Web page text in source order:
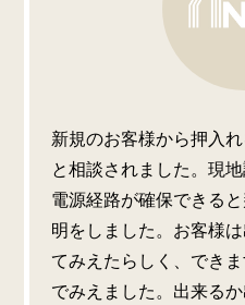
新規のお客様から押入
と相談されました。現
電源経路が確保できる
明をしました。お客様
てみえたらしく、でき
でみえました。出来る